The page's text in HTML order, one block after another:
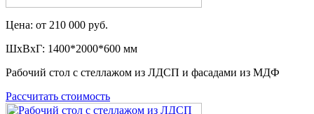
Цена: от 210 000 руб.
ШxВxГ: 1400*2000*600 мм
Рабочий стол с стеллажом из ЛДСП и фасадами из МДФ
Рассчитать стоимость